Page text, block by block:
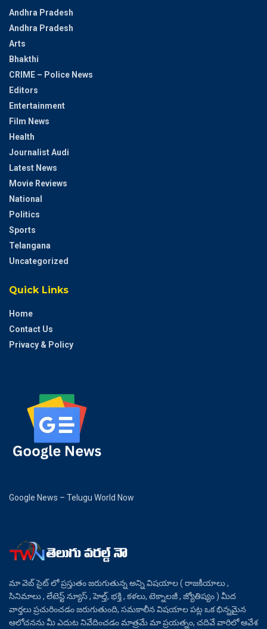
Andhra Pradesh
Andhra Pradesh
Arts
Bhakthi
CRIME – Police News
Editors
Entertainment
Film News
Health
Journalist Audi
Latest News
Movie Reviews
National
Politics
Sports
Telangana
Uncategorized
Quick Links
Home
Contact Us
Privacy & Policy
Google News – Telugu World Now
మా వెబ్ సైట్ లో ప్రస్తుతం జరుగుతున్న అన్ని విషయాల ( రాజకీయాలు ,
సినిమాలు , లేటెస్ట్ న్యూస్ , హెల్త్, భక్తి , కళలు, టెక్నాలజీ , జ్యోతిష్యం ) మీద
వార్తలు ప్రచురించడం జరుగుతుంది, సమకాలీన విషయాల పట్ల ఒక భిన్నమైన
ఆలోచనను మీ ఎదుట నివేదించడం మాత్రమే మా ప్రయత్నం, చదివే వారిలో ఆవేశ